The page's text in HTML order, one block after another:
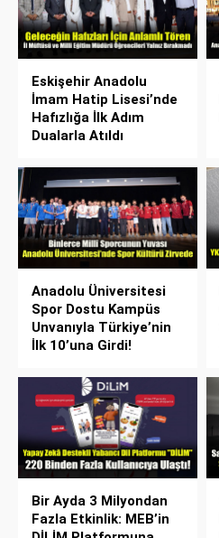
Eskişehir Anadolu
İmam Hatip Lisesi’nde
Hafızlığa İlk Adım
Dualarla Atıldı
Anadolu Üniversitesi
Spor Dostu Kampüs
Unvanıyla Türkiye’nin
İlk 10’una Girdi!
Bir Ayda 3 Milyondan
Fazla Etkinlik: MEB’in